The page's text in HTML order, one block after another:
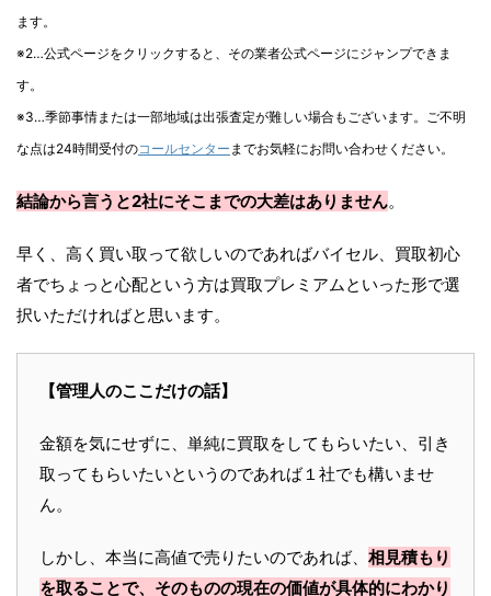
ます。
※2…公式ページをクリックすると、その業者公式ページにジャンプできま
す。
※3…季節事情または一部地域は出張査定が難しい場合もございます。ご不明
な点は24時間受付のコールセンター までお気軽にお問い合わせください。
結論から言うと2社にそこまでの大差はありません。
早く、高く買い取って欲しいのであればバイセル、買取初心
者でちょっと心配という方は買取プレミアムといった形で選
択いただければと思います。
【管理人のここだけの話】
金額を気にせずに、単純に買取をしてもらいたい、引き
取ってもらいたいというのであれば１社でも構いませ
ん。
しかし、本当に高値で売りたいのであれば、 相見積もり
を取ることで、そのものの現在の価値が具体的にわかり